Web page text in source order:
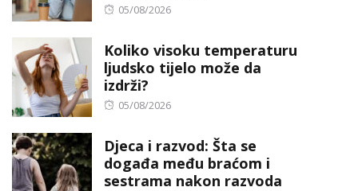
Posted
05/08/2026
Koliko visoku temperaturu
ljudsko tijelo može da
izdrži?
Posted
05/08/2026
Djeca i razvod: Šta se
događa među braćom i
sestrama nakon razvoda